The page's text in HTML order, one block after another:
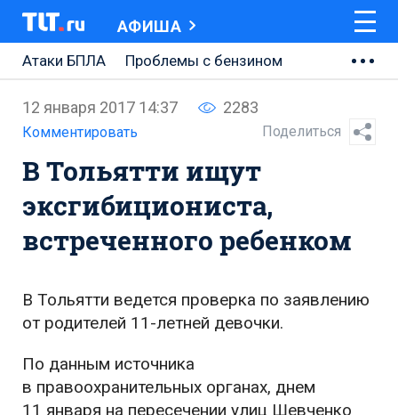
АФИША
Атаки БПЛА
Проблемы с бензином
Ремонт Центральной площади
Ремонт Обводного шоссе
Набережная Тольятти
Неделя Тольятти
12 января 2017 14:37 2283
Комментировать Поделиться
В Тольятти ищут
эксгибициониста,
встреченного ребенком
В Тольятти ведется проверка по заявлению
от родителей 11-летней девочки.
По данным источника
в правоохранительных органах, днем
11 января на пересечении улиц Шевченко